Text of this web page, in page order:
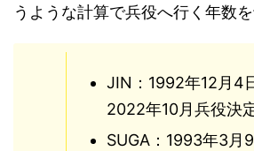
うような計算で兵役へ行く年数を
JIN：1992年12月4
2022年10月兵役決
SUGA：1993年3月